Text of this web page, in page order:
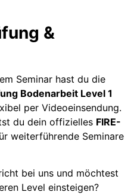
&
Seminar hast du die
Bodenarbeit Level 1
per Videoeinsendung.
du dein offizielles FIRE-
weiterführende Seminare
bei uns und möchtest
Level einsteigen?